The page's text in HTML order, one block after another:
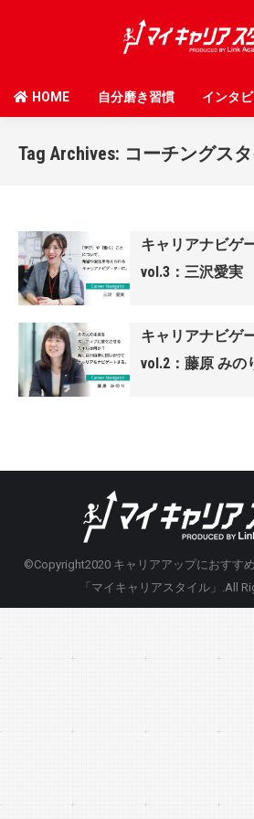
HOME 自分磨き習慣 インタ
Tag Archives: コーチングス
キャリアナビゲ
vol.3：三沢愛実
キャリアナビゲ
vol.2：藤原 みの
©Copyright2020 キャリアアップにおすす
「マイキャリアスタイル」
.All